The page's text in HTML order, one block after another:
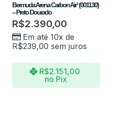
Bermuda Arena Carbon Air² (001130)
– Preto Dourado
R$2.390,00
Em até 10x de
R$239,00 sem juros
R$2.151,00
no Pix